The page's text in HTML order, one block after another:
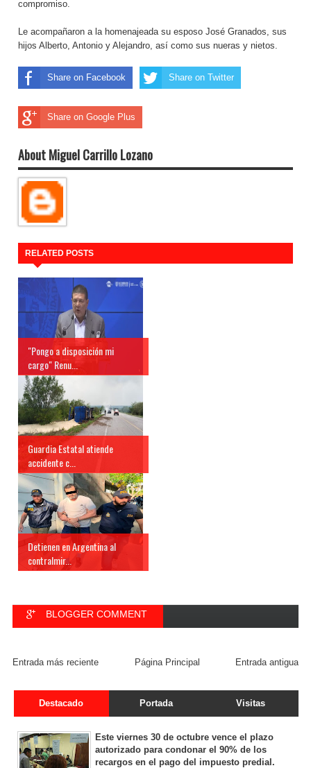
compromiso.
Le acompañaron a la homenajeada su esposo José Granados, sus
hijos Alberto, Antonio y Alejandro, así como sus nueras y nietos.
Share on Facebook Share on Twitter
Share on Google Plus
About Miguel Carrillo Lozano
RELATED POSTS
"Pongo a disposición mi
cargo" Renu...
Guardia Estatal atiende
accidente c...
Detienen en Argentina al
contralmir...
BLOGGER COMMENT
Entrada más reciente Entrada antigua
Página Principal
Destacado Portada Visitas
Este viernes 30 de octubre vence el plazo
autorizado para condonar el 90% de los
recargos en el pago del impuesto predial.